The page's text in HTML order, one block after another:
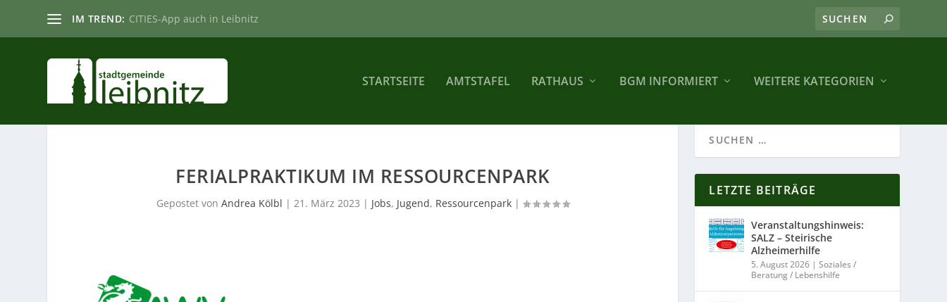
IM TREND: CITIES-App auch in Leibnitz
STARTSEITE AMTSTAFEL RATHAUS BGM INFORMIERT WEITERE KATEGORIEN
FERIALPRAKTIKUM IM RESSOURCENPARK
Gepostet von Andrea Kölbl | 21. März 2023 | Jobs, Jugend, Ressourcenpark|
LETZTE BEITRÄGE
Veranstaltungshinweis:
SALZ – Steirische
Alzheimerhilfe
5. August 2026 |Soziales /
Beratung / Lebenshilfe